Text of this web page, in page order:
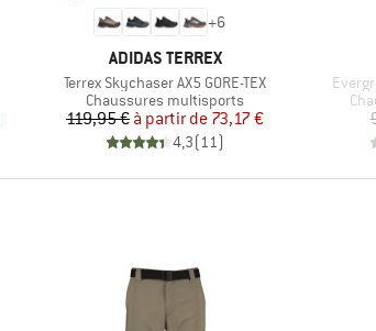
+6
MARQUE
ADIDAS TERREX
Article
Terrex Skychaser AX5 GORE-TEX
Product group
Chaussures multisports
Prix
119,95 € Prix réduit
à partir de 73,17 €
4,3(11)
Article